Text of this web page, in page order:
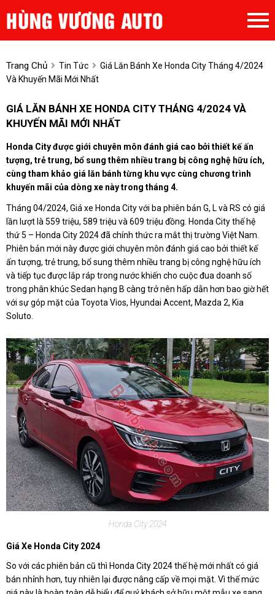
Trang Chủ Tin Tức
Giá Lăn Bánh Xe Honda City Tháng 4/2024
Và Khuyến Mãi Mới Nhất
GIÁ LĂN BÁNH XE HONDA CITY THÁNG 4/2024 VÀ
KHUYẾN MÃI MỚI NHẤT
Honda City được giới chuyên môn đánh giá cao bởi thiết kế ấn
tượng, trẻ trung, bổ sung thêm nhiều trang bị công nghệ hữu ích,
cùng tham khảo giá lăn bánh từng khu vực cùng chương trình
khuyến mãi của dòng xe này trong tháng 4.
Tháng 04/2024, Giá xe Honda City với ba phiên bản G, L và RS có giá
lần lượt là 559 triệu, 589 triệu và 609 triệu đồng. Honda City thế hệ
thứ 5 – Honda City 2024 đã chính thức ra mắt thị trường Việt Nam.
Phiên bản mới này được giới chuyên môn đánh giá cao bởi thiết kế
ấn tượng, trẻ trung, bổ sung thêm nhiều trang bị công nghệ hữu ích
và tiếp tục được lắp ráp trong nước khiến cho cuộc đua doanh số
trong phân khúc Sedan hạng B càng trở nên hấp dẫn hơn bao giờ hết
với sự góp mặt của Toyota Vios, Hyundai Accent, Mazda 2, Kia
Soluto.
Honda City 2024
Giá Xe Honda City 2024
So với các phiên bản cũ thì Honda City 2024 thế hệ mới nhất có giá
bán nhỉnh hơn, tuy nhiên lại được nâng cấp về mọi mặt. Vì thế mức